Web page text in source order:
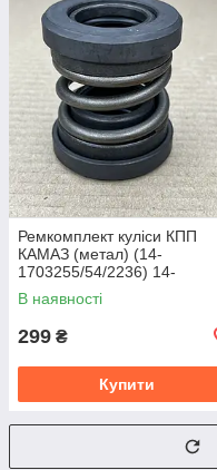
Ремкомплект куліси КПП
КАМАЗ (метал) (14-
1703255/54/2236) 14-
1703001
В наявності
299 ₴
Купити